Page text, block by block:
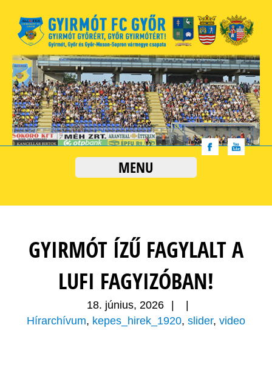
MENU
GYIRMÓT ÍZŰ FAGYLALT A
LUFI FAGYIZÓBAN!
18. június, 2026
Hírarchívum, kepes_hirek_1920, slider, video